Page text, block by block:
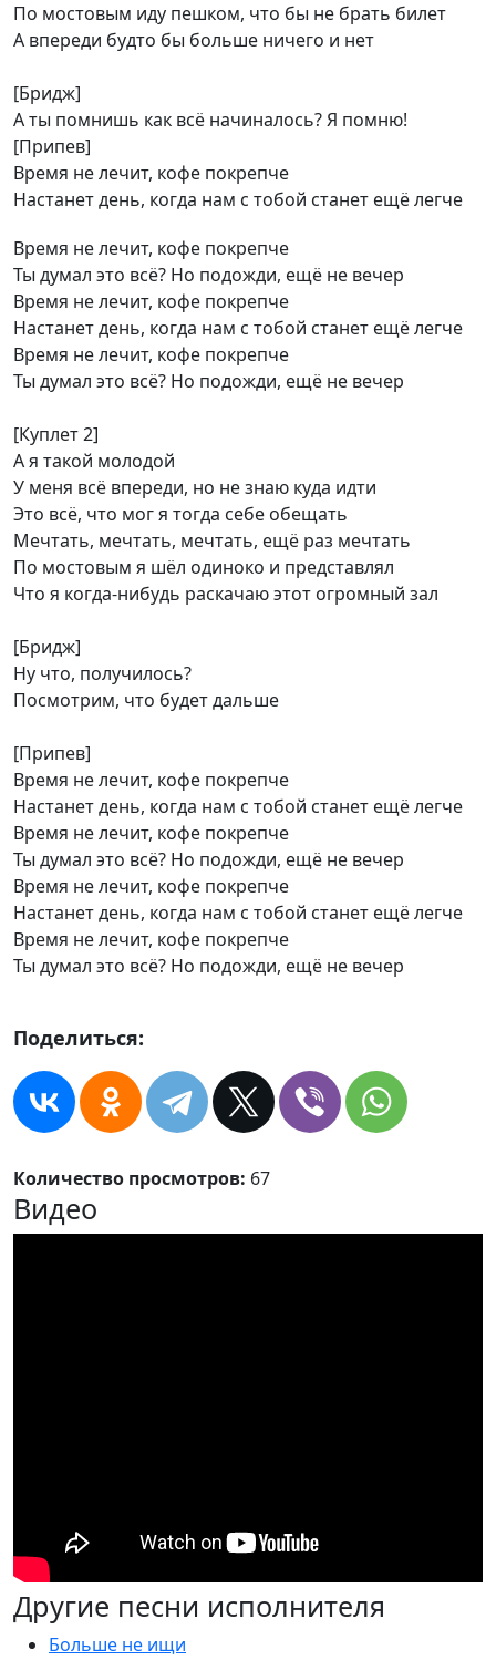
По мостовым иду пешком, что бы не брать билет
А впереди будто бы больше ничего и нет
[Бридж]
А ты помнишь как всё начиналось? Я помню!
[Припев]
Время не лечит, кофе покрепче
Настанет день, когда нам с тобой станет ещё легче
Время не лечит, кофе покрепче
Ты думал это всё? Но подожди, ещё не вечер
Время не лечит, кофе покрепче
Настанет день, когда нам с тобой станет ещё легче
Время не лечит, кофе покрепче
Ты думал это всё? Но подожди, ещё не вечер
[Куплет 2]
А я такой молодой
У меня всё впереди, но не знаю куда идти
Это всё, что мог я тогда себе обещать
Мечтать, мечтать, мечтать, ещё раз мечтать
По мостовым я шёл одиноко и представлял
Что я когда-нибудь раскачаю этот огромный зал
[Бридж]
Ну что, получилось?
Посмотрим, что будет дальше
[Припев]
Время не лечит, кофе покрепче
Настанет день, когда нам с тобой станет ещё легче
Время не лечит, кофе покрепче
Ты думал это всё? Но подожди, ещё не вечер
Время не лечит, кофе покрепче
Настанет день, когда нам с тобой станет ещё легче
Время не лечит, кофе покрепче
Ты думал это всё? Но подожди, ещё не вечер
Поделиться:
Количество просмотров: 67
Видео
Другие песни исполнителя
Больше не ищи